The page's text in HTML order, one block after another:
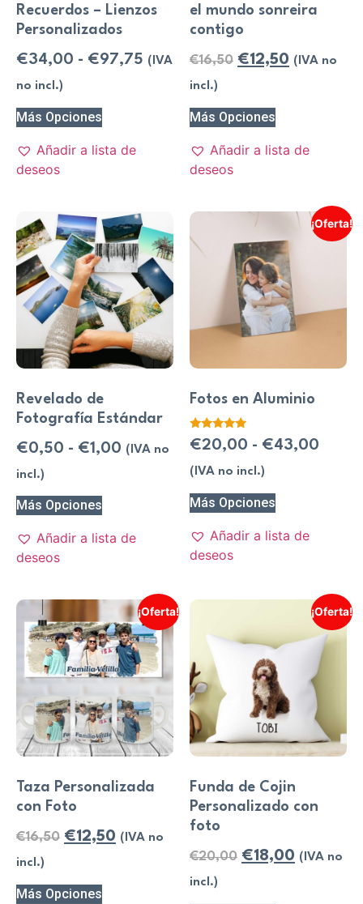
Recuerdos – Lienzos
Personalizados
€34,00 - €97,75 (IVA
no incl.)
Más Opciones
Añadir a lista de
deseos
el mundo sonreira
contigo
€16,50 €12,50 (IVA no
incl.)
Más Opciones
Añadir a lista de
deseos
Revelado de
Fotografía Estándar
€0,50 - €1,00 (IVA no
incl.)
Más Opciones
Añadir a lista de
deseos
¡Oferta!
Fotos en Aluminio
Valorado
con
de 5
€20,00 - €43,00
(IVA no incl.)
Más Opciones
Añadir a lista de
deseos
¡Oferta!
Taza Personalizada
con Foto
€16,50 €12,50 (IVA no
incl.)
Más Opciones
¡Oferta!
Funda de Cojin
Personalizado con
foto
€20,00 €18,00 (IVA no
incl.)